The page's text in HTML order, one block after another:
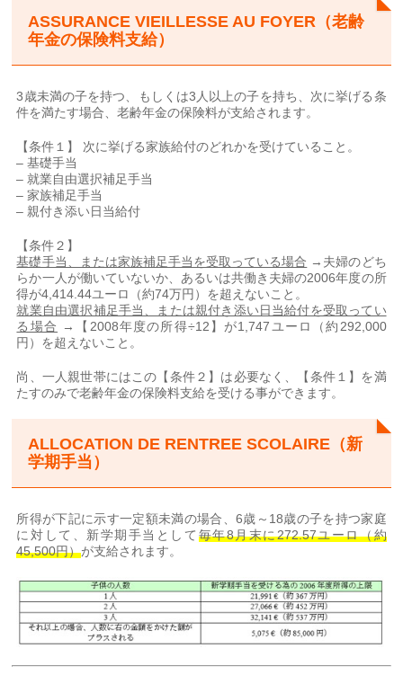
ASSURANCE VIEILLESSE AU FOYER（老齢
年金の保険料支給）
3歳未満の子を持つ、もしくは3人以上の子を持ち、次に挙げる条
件を満たす場合、老齢年金の保険料が支給されます。
【条件１】 次に挙げる家族給付のどれかを受けていること。
– 基礎手当
– 就業自由選択補足手当
– 家族補足手当
– 親付き添い日当給付
【条件２】
基礎手当、または家族補足手当を受取っている場合 →夫婦のどち
らか一人が働いていないか、あるいは共働き夫婦の2006年度の所
得が4,414.44ユーロ（約74万円）を超えないこと。
就業自由選択補足手当、または親付き添い日当給付を受取ってい
る場合
→【2008年度の所得÷12】が1,747ユーロ（約292,000
円）を超えないこと。
尚、一人親世帯にはこの【条件２】は必要なく、【条件１】を満
たすのみで老齢年金の保険料支給を受ける事ができます。
ALLOCATION DE RENTREE SCOLAIRE（新
学期手当）
所得が下記に示す一定額未満の場合、6歳～18歳の子を持つ家庭
に対して、新学期手当として 毎年8月末に272.57ユーロ（約
45,500円）が支給されます。